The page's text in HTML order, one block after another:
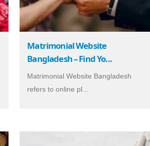
Matrimonial Website
Bangladesh – Find Yo...
Matrimonial Website Bangladesh
refers to online pl...